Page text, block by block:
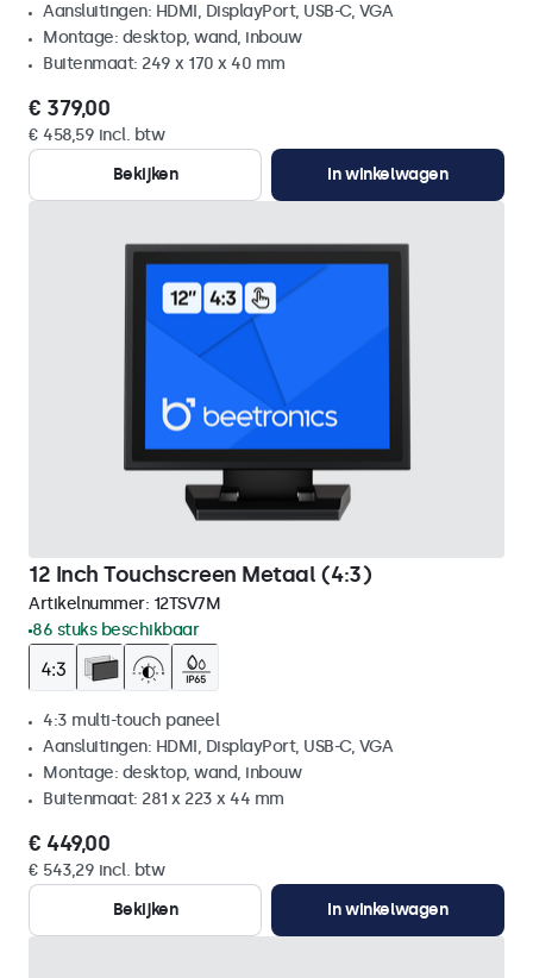
Aansluitingen: HDMI, DisplayPort, USB-C, VGA
Montage: desktop, wand, inbouw
Buitenmaat: 249 x 170 x 40 mm
€ 379,00
€ 458,59 incl. btw
Bekijken
In winkelwagen
12 Inch Touchscreen Metaal (4:3)
Artikelnummer: 12TSV7M
86 stuks beschikbaar
4:3 multi-touch paneel
Aansluitingen: HDMI, DisplayPort, USB-C, VGA
Montage: desktop, wand, inbouw
Buitenmaat: 281 x 223 x 44 mm
€ 449,00
€ 543,29 incl. btw
Bekijken
In winkelwagen